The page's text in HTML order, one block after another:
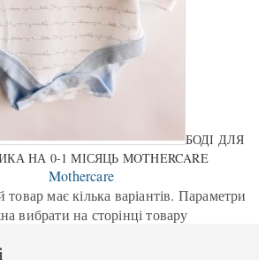
БОДІ ДЛЯ
НА 0-1 МІСЯЦЬ MOTHERCARE
Mothercare
товар має кілька варіантів. Параметри
вибрати на сторінці товару